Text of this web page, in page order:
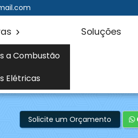
a Combustão
Elétricas
Soluções
Solicite um Orçamento